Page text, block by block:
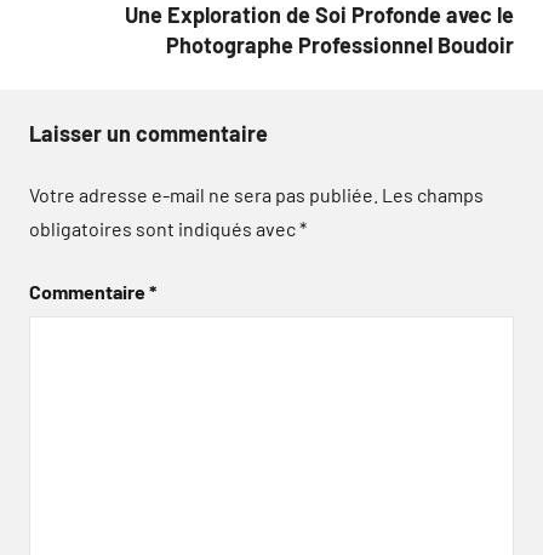
Une Exploration de Soi Profonde avec le
Photographe Professionnel Boudoir
Laisser un commentaire
Votre adresse e-mail ne sera pas publiée. Les champs
obligatoires sont indiqués avec*
Commentaire*